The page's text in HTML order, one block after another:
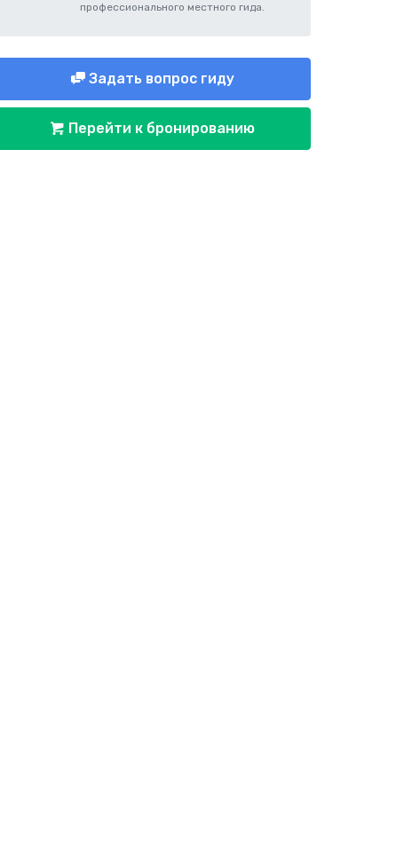
профессионального местного гида.
Задать вопрос гиду
Перейти к бронированию